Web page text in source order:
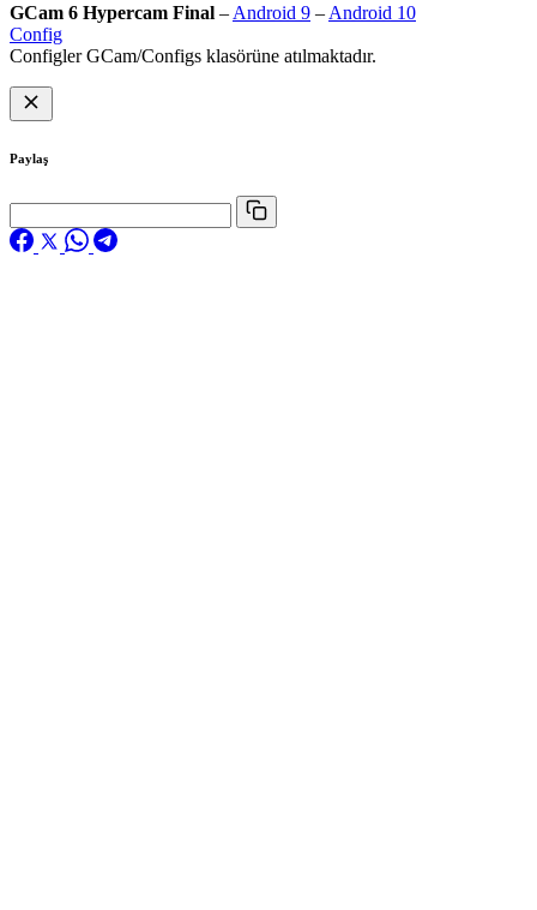
GCam 6 Hypercam Final – Android 9 – Android 10
Config
Configler GCam/Configs klasörüne atılmaktadır.
Paylaş